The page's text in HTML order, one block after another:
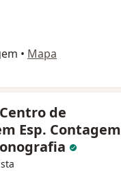
• Mapa
Centro de
Esp. Contagem